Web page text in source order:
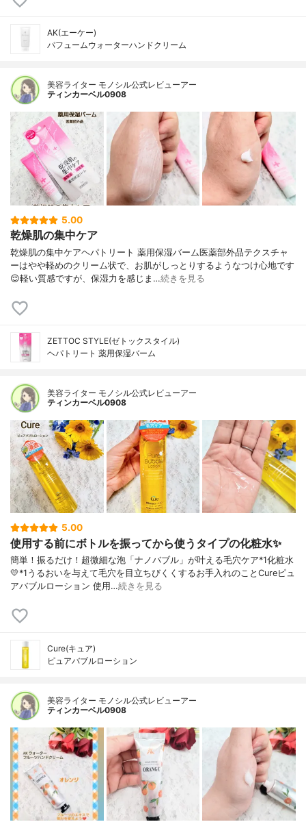
AK(エーケー)
パフュームウォーターハンドクリーム
美容ライター モノシル公式レビューアー
ティンカーベル0908
5.00
乾燥肌の集中ケア
乾燥肌の集中ケアヘパトリート 薬用保湿バーム医薬部外品テクスチャ
ーはやや軽めのクリーム状で、お肌がしっとりするようなつけ心地です
😌軽い質感ですが、保湿力を感じま…続きを見る
ZETTOC STYLE(ゼトックスタイル)
ヘパトリート 薬用保湿バーム
美容ライター モノシル公式レビューアー
ティンカーベル0908
5.00
使用する前にボトルを振ってから使うタイプの化粧水✨
簡単！振るだけ！超微細な泡「ナノバブル」が叶える毛穴ケア*1化粧水
💛*1うるおいを与えて毛穴を目立ちびくくするお手入れのことCureピュ
アバブルローション 使用…続きを見る
Cure(キュア)
ピュアバブルローション
美容ライター モノシル公式レビューアー
ティンカーベル0908